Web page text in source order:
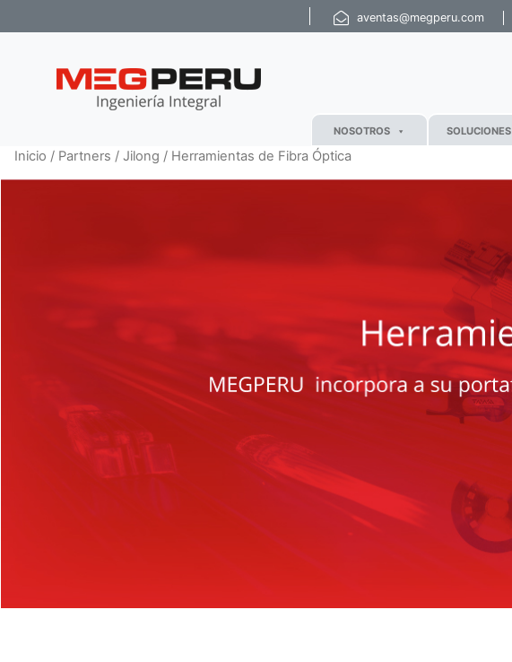
aventas@megperu.com
NOSOTROS SOLUCIONES
Inicio / Partners / Jilong / Herramientas de Fibra Óptica